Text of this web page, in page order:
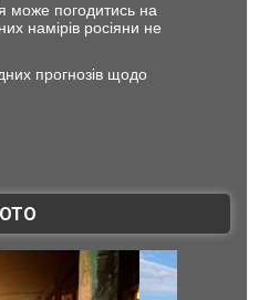
може погодитись на
намірів росіяни не
прогнозів щодо